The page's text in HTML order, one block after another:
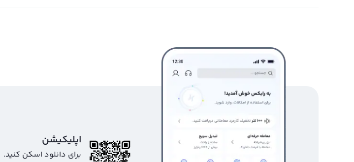
اپلیکیشن
برای دانلود اسکن کنید.